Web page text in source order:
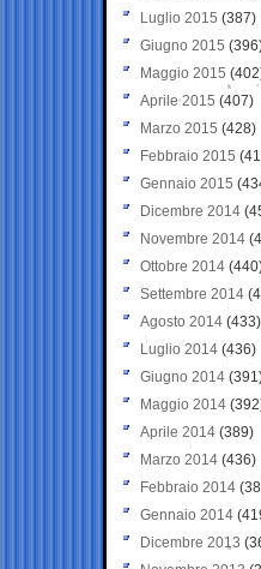
Luglio 2015 (387)
Giugno 2015
Maggio 2015
Aprile 2015 (407)
Marzo 2015 (428)
Febbraio 2015
Gennaio 2015
Dicembre 2014
Novembre 2014
Ottobre 2014
Settembre 2014
Agosto 2014 (433)
Luglio 2014 (436)
Giugno 2014
Maggio 2014
Aprile 2014 (389)
Marzo 2014 (436)
Febbraio 2014
Gennaio 2014
Dicembre 2013